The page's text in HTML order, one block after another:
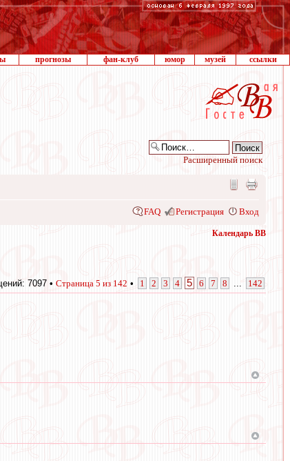
прогнозы фан-клуб юмор музей ссылки
Расширенный поиск
FAQ Регистрация Вход
Календарь ВВ
7097 • Страница 5 из 142 • 1 2 3 4 5 6 7 8 142